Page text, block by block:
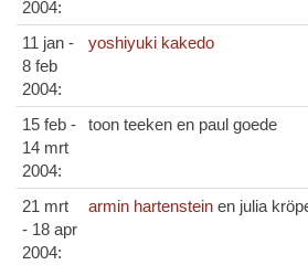
2004:
11 jan -
8 feb
2004:
yoshiyuki kakedo
15 feb -
14 mrt
2004:
toon teeken en paul goede
21 mrt
- 18 apr
2004:
armin hartenstein en julia